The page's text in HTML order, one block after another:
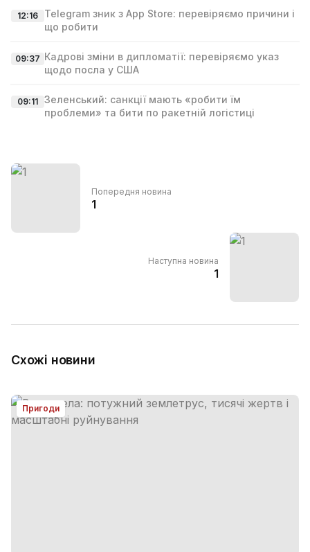
12:16
Telegram зник з App Store: перевіряємо причини і
що робити
09:37 Кадрові зміни в дипломатії: перевіряємо указ
щодо посла у США
09:11 Зеленський: санкції мають «робити їм
проблеми» та бити по ракетній логістиці
Попередня новина
1
Наступна новина
1
Схожі новини
Пригоди